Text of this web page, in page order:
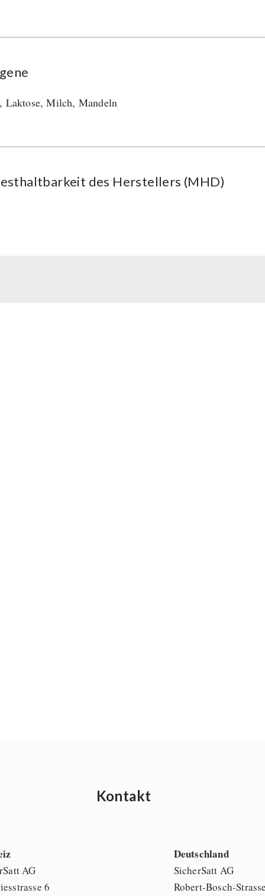
Laktose, Milch, Mandeln
des Herstellers (MHD)
Kontakt
AG
6
Deutschland
SicherSatt AG
Robert-Bosch-